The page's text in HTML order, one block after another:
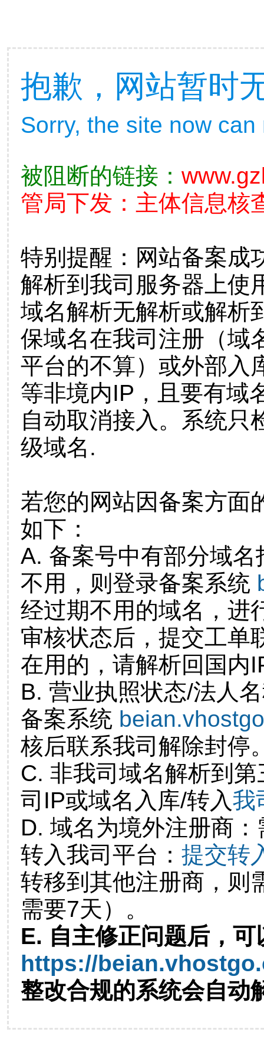
抱歉，网站暂时
Sorry, the site now
被阻断的链接：
管局下发：主体信息核
特别提醒：网站备案成
解析到我司服务器上使
域名解析无解析或解析
保域名在我司注册（域
平台的不算）或外部入
等非境内IP，且要有域
自动取消接入。系统只
级域名.
若您的网站因备案方面
如下：
A. 备案号中有部分域
不用，则登录备案系统
经过期不用的域名，进
审核状态后，提交工单
在用的，请解析回国内
B. 营业执照状态/法人
备案系统
核后联系我司解除封停
C. 非我司域名解析到
司IP或域名入库/转入我
D. 域名为境外注册商
转入我司平台： 提交转
转移到其他注册商，则
需要7天）。
E. 自主修正问题后，可
https://
整改合规的系统会自动